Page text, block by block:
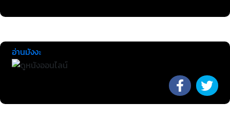
อ่านมังงะ